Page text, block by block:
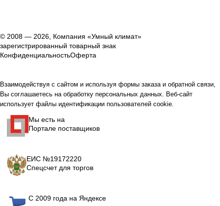
© 2008 — 2026, Компания «Умный климат»
зарегистрированный товарный знак
КонфиденциальностьОферта
Взаимодействуя с сайтом и используя формы заказа и обратной связи,
Вы соглашаетесь на обработку персональных данных. Веб-сайт
использует файлы идентификации пользователей cookie.
Мы есть на
Портале поставщиков
ЕИС №19172220
Спецсчет для торгов
С 2009 года на Яндексе